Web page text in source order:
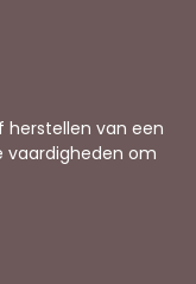
herstellen van een
vaardigheden om